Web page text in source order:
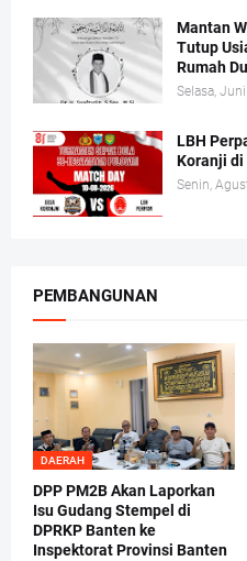
Mantan
Tutup
Rumah
Selasa,
LBH
Koranji di
Senin,
PEMBANGUNAN
DAERAH
DPP PM2B Akan Laporkan
Isu Gudang Stempel di
DPRKP Banten ke
Inspektorat Provinsi Banten